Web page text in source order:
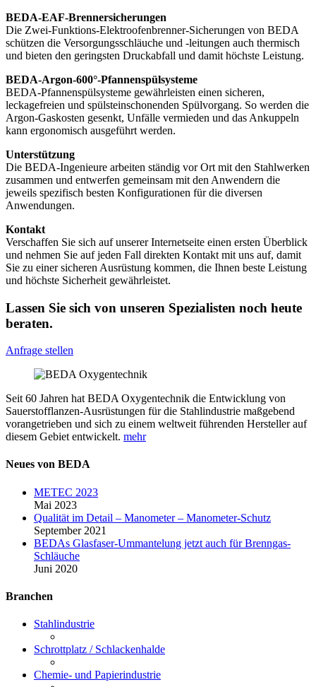
BEDA-EAF-Brennersicherungen
Die Zwei-Funktions-Elektroofenbrenner-Sicherungen von BEDA
schützen die Versorgungsschläuche und -leitungen auch thermisch
und bieten den geringsten Druckabfall und damit höchste Leistung.
BEDA-Argon-600°-Pfannenspülsysteme
BEDA-Pfannenspülsysteme gewährleisten einen sicheren,
leckagefreien und spülsteinschonenden Spülvorgang. So werden die
Argon-Gaskosten gesenkt, Unfälle vermieden und das Ankuppeln
kann ergonomisch ausgeführt werden.
Unterstützung
Die BEDA-Ingenieure arbeiten ständig vor Ort mit den Stahlwerken
zusammen und entwerfen gemeinsam mit den Anwendern die
jeweils spezifisch besten Konfigurationen für die diversen
Anwendungen.
Kontakt
Verschaffen Sie sich auf unserer Internetseite einen ersten Überblick
und nehmen Sie auf jeden Fall direkten Kontakt mit uns auf, damit
Sie zu einer sicheren Ausrüstung kommen, die Ihnen beste Leistung
und höchste Sicherheit gewährleistet.
Lassen Sie sich von unseren Spezialisten noch heute
beraten.
Anfrage stellen
Seit 60 Jahren hat BEDA Oxygentechnik die Entwicklung von
Sauerstofflanzen-Ausrüstungen für die Stahlindustrie maßgebend
vorangetrieben und sich zu einem weltweit führenden Hersteller auf
diesem Gebiet entwickelt. mehr
Neues von BEDA
METEC 2023
Mai 2023
Qualität im Detail – Manometer – Manometer-Schutz
September 2021
BEDAs Glasfaser-Ummantelung jetzt auch für Brenngas-
Schläuche
Juni 2020
Branchen
Stahlindustrie
Schrottplatz / Schlackenhalde
Chemie- und Papierindustrie